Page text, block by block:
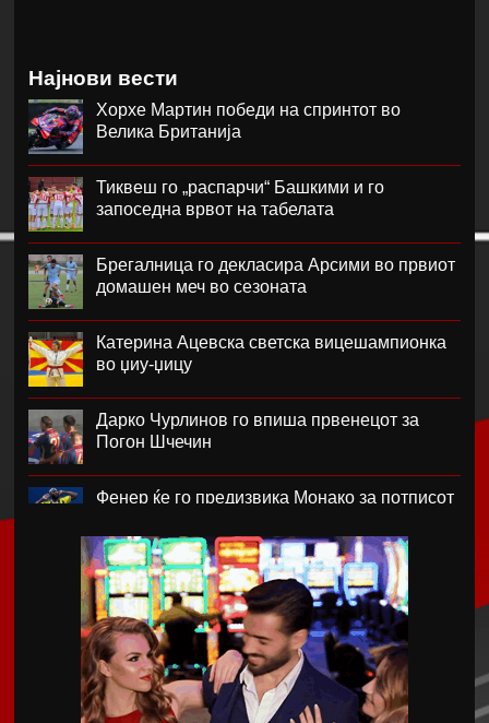
Најнови вести
Хорхе Мартин победи на спринтот во
Велика Британија
Тиквеш го „распарчи“ Башкими и го
запоседна врвот на табелата
Брегалница го декласира Арсими во првиот
домашен меч во сезоната
Катерина Ацевска светска вицешампионка
во џиу-џицу
Дарко Чурлинов го впиша првенецот за
Погон Шчечин
Фенер ќе го предизвика Монако за потписот
Челзи убедливо го надигра Милан во
Австралија
Кенан Јилдиз на листата на желби на
Арсенал